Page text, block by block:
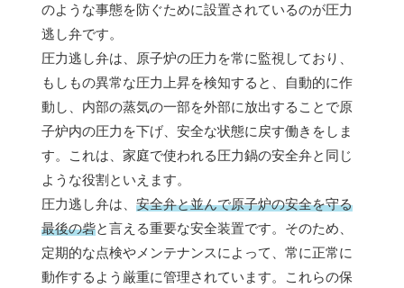
のような事態を防ぐために設置されているのが圧力
逃し弁です。
圧力逃し弁は、原子炉の圧力を常に監視しており、
もしもの異常な圧力上昇を検知すると、自動的に作
動し、内部の蒸気の一部を外部に放出することで原
子炉内の圧力を下げ、安全な状態に戻す働きをしま
す。これは、家庭で使われる圧力鍋の安全弁と同じ
ような役割といえます。
圧力逃し弁は、 安全弁と並んで原子炉の安全を守る
最後の砦と言える重要な安全装置です。そのため、
定期的な点検やメンテナンスによって、常に正常に
動作するよう厳重に管理されています。これらの保